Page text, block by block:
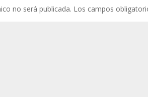
no será publicada. Los campos